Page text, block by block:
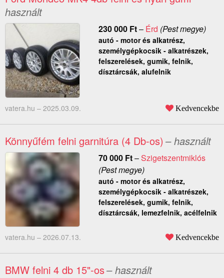
használt
230 000 Ft– Érd (Pest megye)
autó - motor és alkatrész,
személygépkocsik - alkatrészek,
felszerelések, gumik, felnik,
dísztárcsák, alufelnik
vatera.hu – 2025.03.09. Kedvencekbe
Könnyűfém felni garnitúra (4 Db-os) – használt
70 000 Ft–Szigetszentmiklós
(Pest megye)
autó - motor és alkatrész,
személygépkocsik - alkatrészek,
felszerelések, gumik, felnik,
dísztárcsák, lemezfelnik, acélfelnik
vatera.hu – 2026.07.13. Kedvencekbe
BMW felni 4 db 15"-os– használt